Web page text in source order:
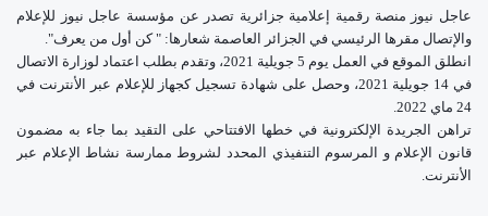
عاجل نيوز منصة رقمية إعلامية جزائرية تصدر عن مؤسسة عاجل نيوز للإعلام
والإتصال مقرها الرئيسي في الجزائر العاصمة شعارها: " كن أول من يعرف".
انطلق الموقع في العمل يوم 5 جويلية 2021، وتقدم بطلب اعتماد لوزارة الاتصال
في 14 جويلية 2021، وحصل على شهادة تسجيل كجهاز للإعلام عبر الأنترنت في
24 ماي 2022.
تراهن الجريدة الإلكترونية في خطها الافتتاحي على التقيد بما جاء به مضمون
قانون الإعلام و المرسوم التنفيذي المحدد لشروط ممارسة نشاط الإعلام عبر
الأنترنت.